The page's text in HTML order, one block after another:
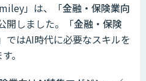
」は、「金融・保険業向
開しました。「金融・保険
ではAI時代に必要なスキルを
。